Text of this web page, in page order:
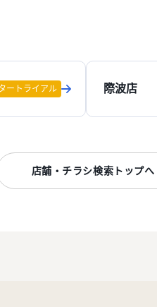
ートライアル 際波店
店舗・チラシ検索トップへ